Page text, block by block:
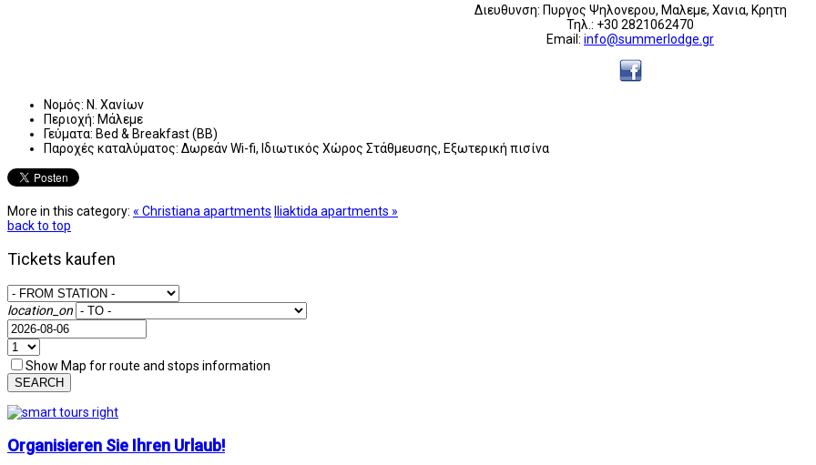
Διευθυνση: Πυργος Ψηλονερου, Μαλεμε, Χανια, Κρητη
Τηλ.: +30 2821062470
Email: info@summerlodge.gr
Νομός: Ν. Χανίων
Περιοχή: Μάλεμε
Γεύματα: Bed & Breakfast (BB)
Παροχές καταλύματος: Δωρεάν Wi-fi, Ιδιωτικός Χώρος Στάθμευσης, Εξωτερική πισίνα
More in this category: « Christiana apartments Iliaktida apartments »
back to top
Tickets kaufen
location_on
Show Map for route and stops information
SEARCH
Organisieren Sie Ihren Urlaub!